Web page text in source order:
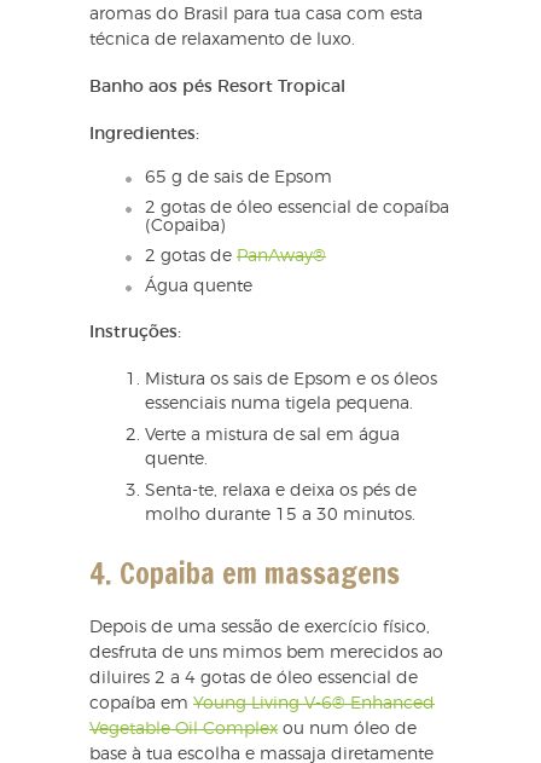
aromas do Brasil para tua casa com esta
técnica de relaxamento de luxo.
Banho aos pés Resort Tropical
Ingredientes:
65 g de sais de Epsom
2 gotas de óleo essencial de copaíba
(Copaiba)
2 gotas de PanAway®
Água quente
Instruções:
Mistura os sais de Epsom e os óleos
essenciais numa tigela pequena.
Verte a mistura de sal em água
quente.
Senta-te, relaxa e deixa os pés de
molho durante 15 a 30 minutos.
4. Copaiba em massagens
Depois de uma sessão de exercício físico,
desfruta de uns mimos bem merecidos ao
diluires 2 a 4 gotas de óleo essencial de
copaíba em Young Living V-6® Enhanced
Vegetable Oil Complex ou num óleo de
base à tua escolha e massaja diretamente